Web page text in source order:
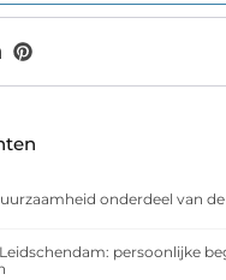
onderdeel van
persoonlijke